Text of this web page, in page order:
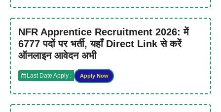
NFR Apprentice Recruitment 2026: में
6777 पदों पर भर्ती, यहाँ Direct Link से करें
ऑनलाइन आवेदन अभी
Last Date Apply : Apply Now